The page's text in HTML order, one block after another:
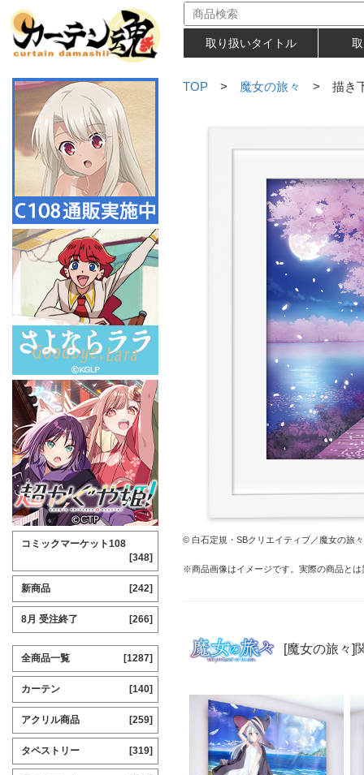
取り扱いタイトル
TOP > 魔女の旅々 > 描き下
© 白石定規・SBクリエイティブ／魔女の旅
※商品画像はイメージです。実際の商品と
[魔女の旅々]
コミックマーケット108
[348]
新商品 [242]
8月 受注終了 [266]
全商品一覧 [1287]
カーテン [140]
アクリル商品 [259]
タペストリー [319]